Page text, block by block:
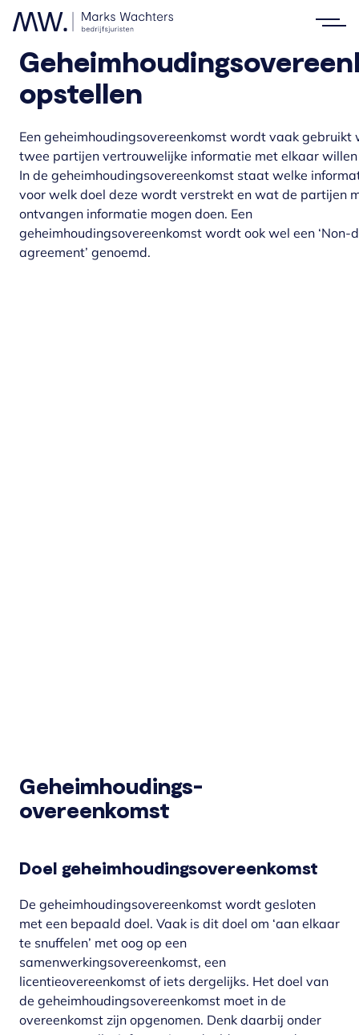
opstellen
Een geheimhoudingsovereenkomst wordt vaak gebruikt
twee partijen vertrouwelijke informatie met elkaar
In de geheimhoudingsovereenkomst staat welke
voor welk doel deze wordt verstrekt en wat de partijen
ontvangen informatie mogen doen. Een
geheimhoudingsovereenkomst wordt ook wel een ‘Non-
agreement’ genoemd.
Geheimhoudings-
overeenkomst
Doel geheimhoudingsovereenkomst
De geheimhoudingsovereenkomst wordt gesloten
met een bepaald doel. Vaak is dit doel om ‘aan elkaar
te snuffelen’ met oog op een
samenwerkingsovereenkomst, een
licentieovereenkomst of iets dergelijks. Het doel van
de geheimhoudingsovereenkomst moet in de
overeenkomst zijn opgenomen. Denk daarbij onder